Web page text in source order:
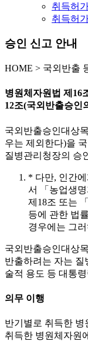
취득허
취득허
승인 신고 안내
HOME > 국외반출
병원체자원법 제16
12조(국외반출승인
국외반출승인대상
우는 제외한다)을
질병관리청장의 승
* 다만, 인간
서 「농업생
제18조 또는
등에 관한 법
경우에는 그
국외반출승인대상
반출하려는 자는
술적 용도 등 대통
의무 이행
반기별로 취득한 병
취득한 병원체자원